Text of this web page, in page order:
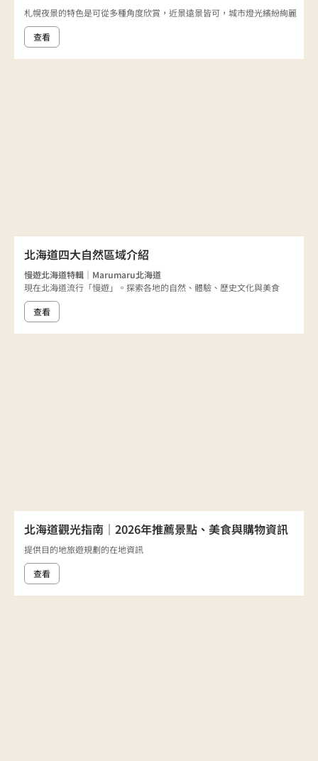
札幌夜景的特色是可從多種角度欣賞，近景遠景皆可，城市燈光繽紛絢麗
查看
北海道四大自然區域介紹
慢遊北海道特輯｜Marumaru北海道
現在北海道流行「慢遊」。探索各地的自然、體驗、歷史文化與美食
查看
北海道觀光指南｜2026年推薦景點、美食與購物資訊
提供目的地旅遊規劃的在地資訊
查看